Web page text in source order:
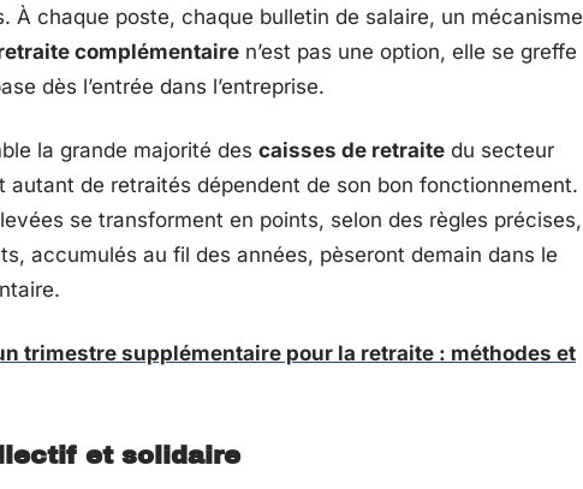
À chaque poste, chaque bulletin de salaire, un mécanisme
complémentaire n’est pas une option, elle se greffe
dès l’entrée dans l’entreprise.
la grande majorité des caisses de retraite du secteur
autant de retraités dépendent de son bon fonctionnement.
se transforment en points, selon des règles précises,
accumulés au fil des années, pèseront demain dans le
trimestre supplémentaire pour la retraite : méthodes et
et solidaire